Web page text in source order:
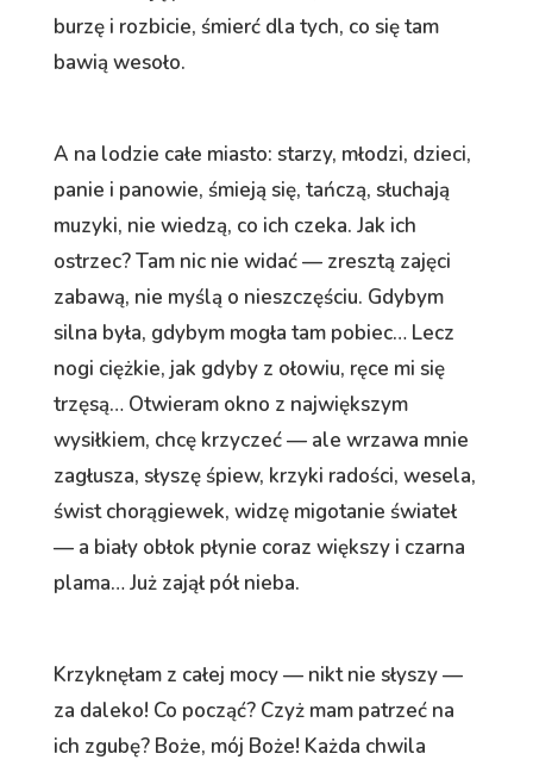
burzę i rozbicie, śmierć dla tych, co się tam
bawią wesoło.
A na lodzie całe miasto: starzy, młodzi, dzieci,
panie i panowie, śmieją się, tańczą, słuchają
muzyki, nie wiedzą, co ich czeka. Jak ich
ostrzec? Tam nic nie widać — zresztą zajęci
zabawą, nie myślą o nieszczęściu. Gdybym
silna była, gdybym mogła tam pobiec… Lecz
nogi ciężkie, jak gdyby z ołowiu, ręce mi się
trzęsą… Otwieram okno z największym
wysiłkiem, chcę krzyczeć — ale wrzawa mnie
zagłusza, słyszę śpiew, krzyki radości, wesela,
świst chorągiewek, widzę migotanie świateł
— a biały obłok płynie coraz większy i czarna
plama… Już zajął pół nieba.
Krzyknęłam z całej mocy — nikt nie słyszy —
za daleko! Co począć? Czyż mam patrzeć na
ich zgubę? Boże, mój Boże! Każda chwila